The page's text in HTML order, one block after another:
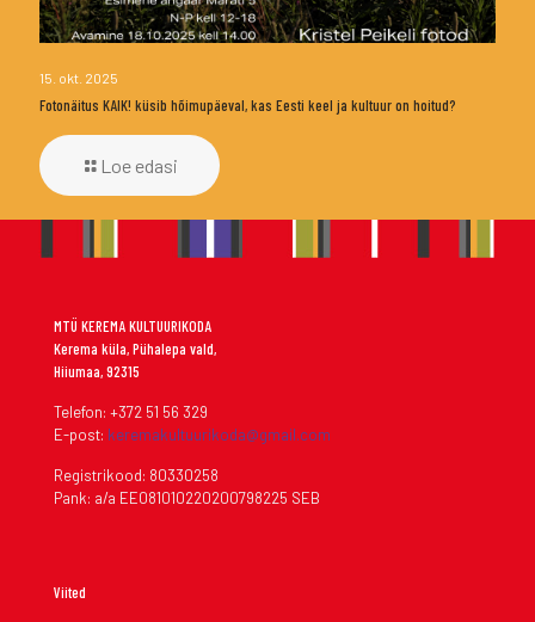
15. okt. 2025
Fotonäitus KAIK! küsib hõimupäeval, kas Eesti keel ja kultuur on hoitud?
Loe edasi
MTÜ KEREMA KULTUURIKODA
Kerema küla, Pühalepa vald,
Hiiumaa, 92315
Telefon: +372 51 56 329
E-post: keremakultuurikoda@gmail.com
Registrikood: 80330258
Pank: a/a EE081010220200798225 SEB
Viited